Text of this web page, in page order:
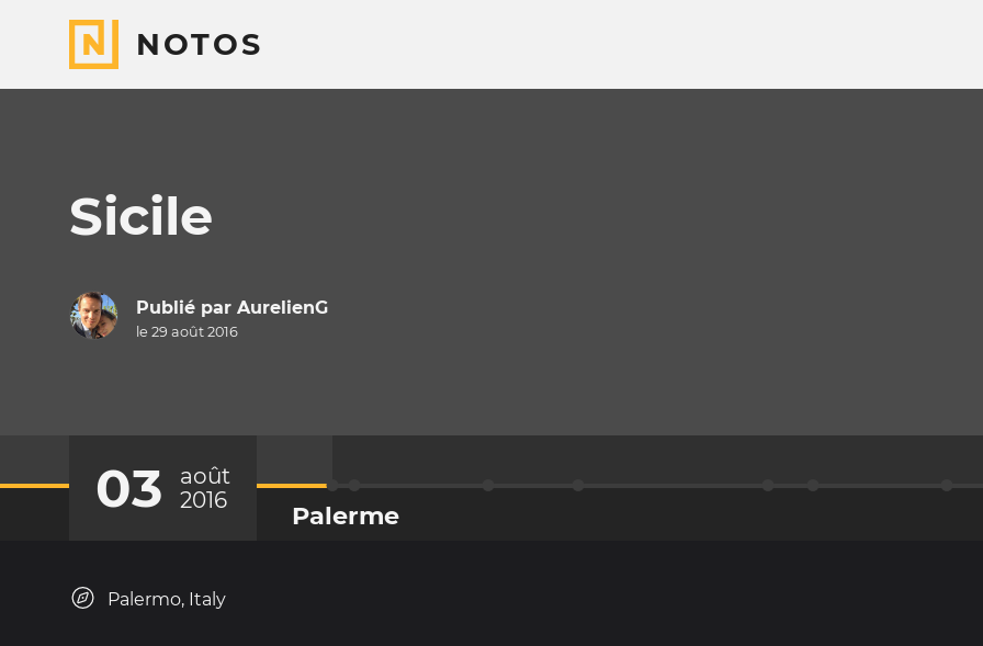
NOTOS
Sicile
Publié par AurelienG
le 29 août 2016
03
août
2016
Palerme
Palermo, Italy